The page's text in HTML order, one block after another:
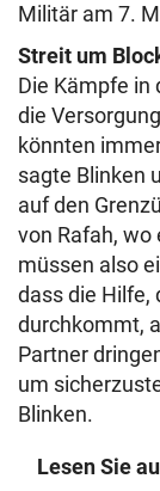
Militär am 7.
Streit um
Die Kämpfe in
die
könnten
sagte Blinken
auf den
von Rafah, wo
müssen also
dass die Hilfe,
durchkommt,
Partner
um
Blinken.
Lesen Sie